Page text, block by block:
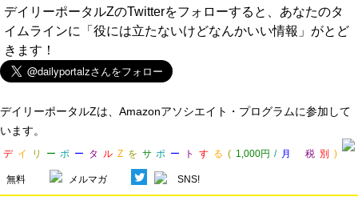
デイリーポータルZのTwitterをフォローすると、あなたのタ
イムラインに「役には立たないけどなんかいい情報」がとど
きます！
デイリーポータルZは、Amazonアソシエイト・プログラムに参加して
います。
デ イ リ ー ポ ー タ ル Z を サ ポ ー ト す る ( 1,000円 / 月 税 別 )
無料 メルマガ SNS!